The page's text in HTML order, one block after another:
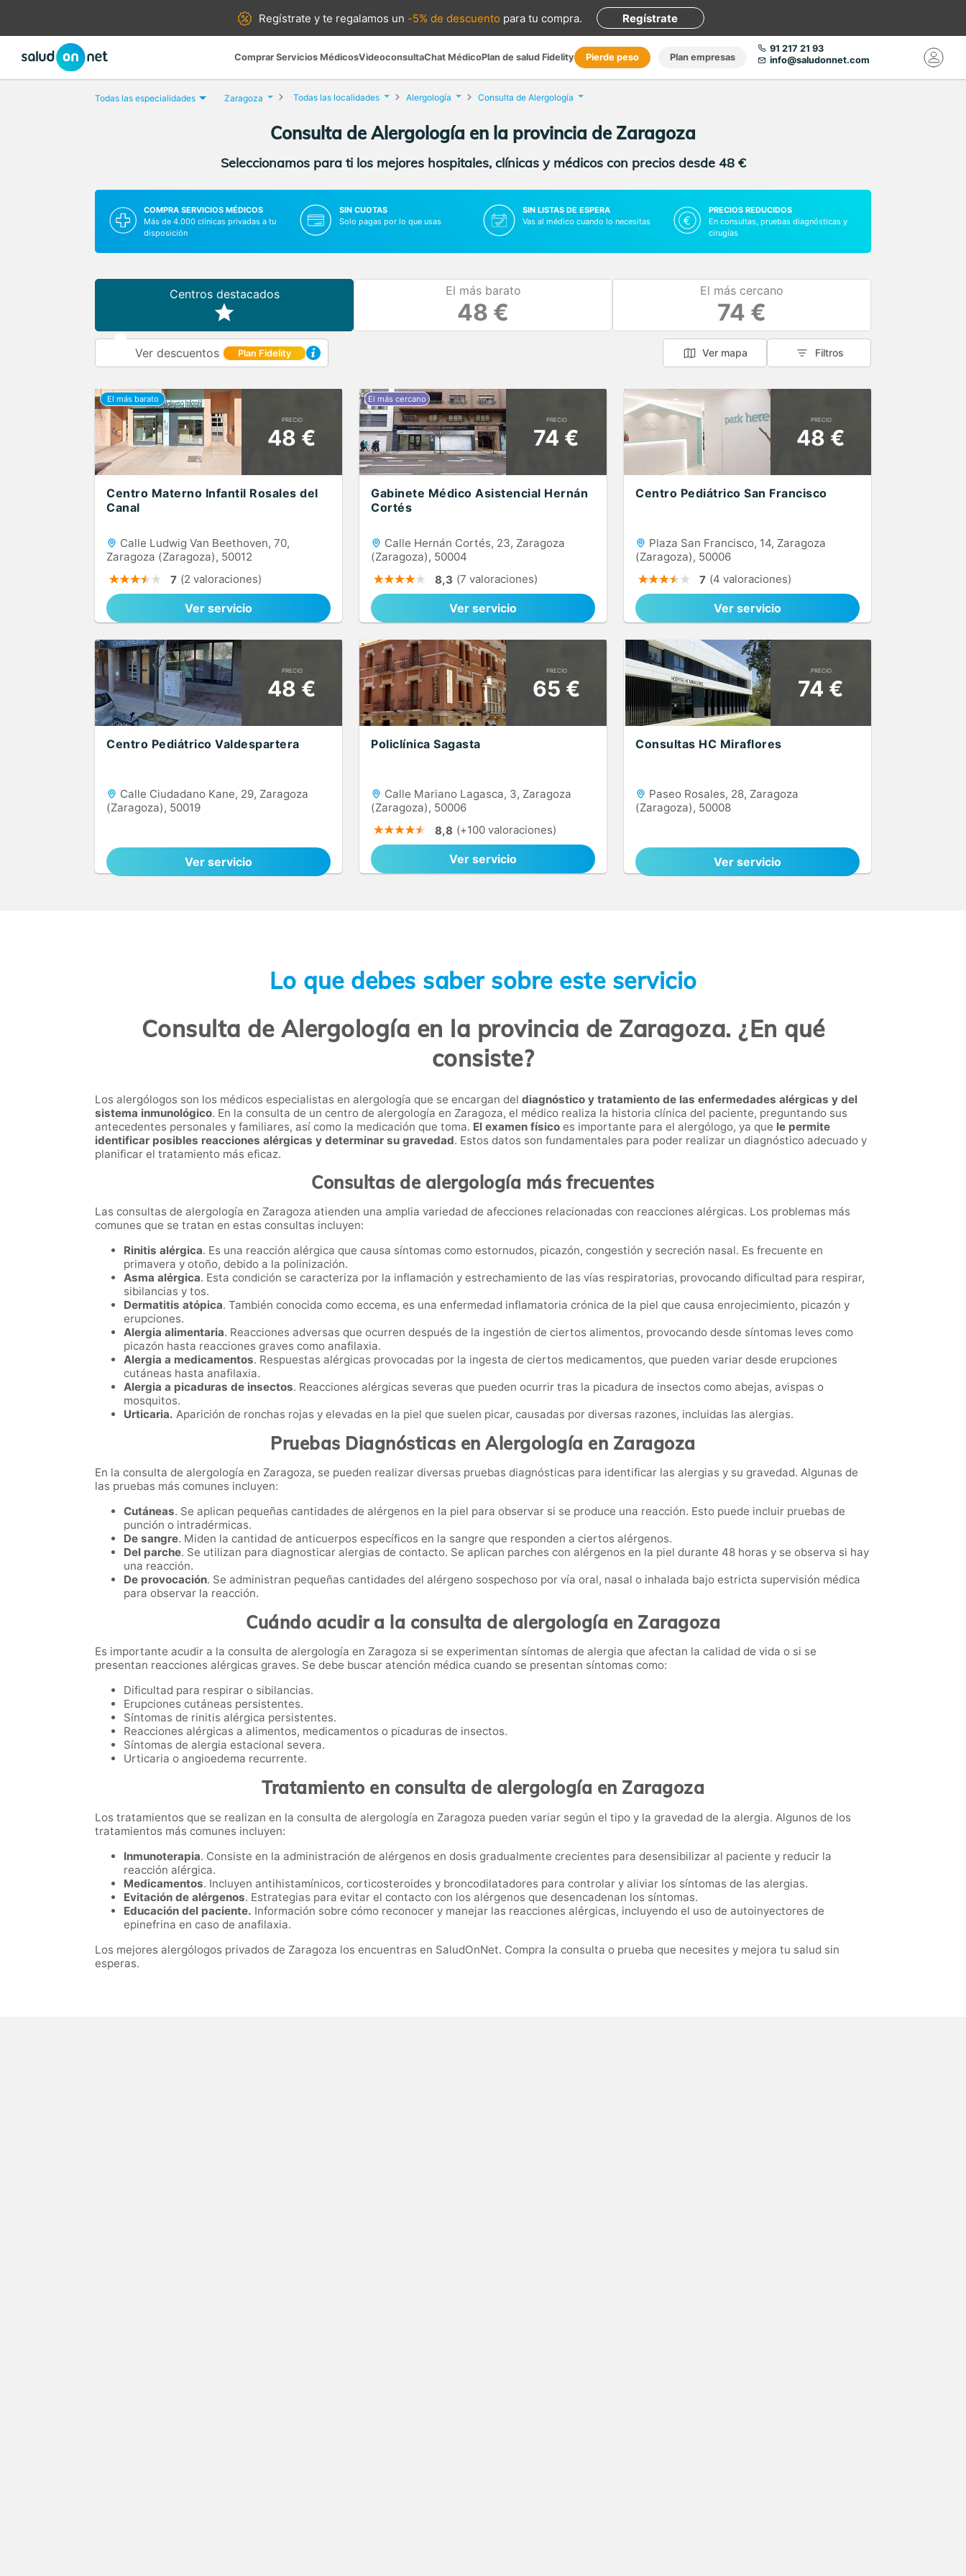
Regístrate yte regalamos un -5% de descuento para tu compra. Regístrate
Comprar Servicios MédicosVideoconsultaChat MédicoPlan de salud Fidelity Pierde peso Plan empresas
91 217 21 93
info@saludonnet.com
Todas las especialidades Zaragoza Todas las localidades Alergología Consulta de Alergología
Consulta de Alergología en la provincia de Zaragoza
Seleccionamos para ti los mejores hospitales, clínicas y médicos con precios desde 48 €
COMPRA SERVICIOS MÉDICOS
Más de 4.000 clínicas privadas a tu
disposición
SIN CUOTAS
Solo pagas por lo que usas
SIN LISTAS DE ESPERA
Vas al médico cuando lo necesitas
PRECIOS REDUCIDOS
En consultas, pruebas diagnósticas y
cirugías
Centros destacados El más barato
48 €
El más cercano
74 €
Ver descuentos Plan Fidelity Ver mapa Filtros
PRECIO
48 €
Centro Materno Infantil Rosales del
Canal
Calle Ludwig Van Beethoven, 70,
Zaragoza (Zaragoza), 50012
7 (2 valoraciones)
Ver servicio
PRECIO
74 €
Gabinete Médico Asistencial Hernán
Cortés
Calle Hernán Cortés, 23, Zaragoza
(Zaragoza), 50004
8,3 (7 valoraciones)
Ver servicio
PRECIO
48 €
Centro Pediátrico San Francisco
Plaza San Francisco, 14, Zaragoza
(Zaragoza), 50006
7 (4 valoraciones)
Ver servicio
PRECIO
48 €
Centro Pediátrico Valdespartera
Calle Ciudadano Kane, 29, Zaragoza
(Zaragoza), 50019
Ver servicio
PRECIO
65 €
Policlínica Sagasta
Calle Mariano Lagasca, 3, Zaragoza
(Zaragoza), 50006
8,8 (+100 valoraciones)
Ver servicio
PRECIO
74 €
Consultas HC Miraflores
Paseo Rosales, 28, Zaragoza
(Zaragoza), 50008
Ver servicio
Lo que debes saber sobre este servicio
Consulta de Alergología en la provincia de Zaragoza. ¿En qué
consiste?
Los alergólogos son los médicos especialistas en alergología que se encargan del diagnóstico y tratamiento de las enfermedades alérgicas y del
sistema inmunológico. En la consulta de un centro de alergología en Zaragoza, el médico realiza la historia clínica del paciente, preguntando sus
antecedentes personales y familiares, así como la medicación que toma. El examen físico es importante para el alergólogo, ya que le permite
identificar posibles reacciones alérgicas y determinar su gravedad. Estos datos son fundamentales para poder realizar un diagnóstico adecuado y
planificar el tratamiento más eficaz.
Consultas de alergología más frecuentes
Las consultas de alergología en Zaragoza atienden una amplia variedad de afecciones relacionadas con reacciones alérgicas. Los problemas más
comunes que se tratan en estas consultas incluyen:
Rinitis alérgica. Es una reacción alérgica que causa síntomas como estornudos, picazón, congestión y secreción nasal. Es frecuente en
primavera y otoño, debido a la polinización.
Asma alérgica. Esta condición se caracteriza por la inflamación y estrechamiento de las vías respiratorias, provocando dificultad para respirar,
sibilancias y tos.
Dermatitis atópica. También conocida como eccema, es una enfermedad inflamatoria crónica de la piel que causa enrojecimiento, picazón y
erupciones.
Alergia alimentaria. Reacciones adversas que ocurren después de la ingestión de ciertos alimentos, provocando desde síntomas leves como
picazón hasta reacciones graves como anafilaxia.
Alergia a medicamentos. Respuestas alérgicas provocadas por la ingesta de ciertos medicamentos, que pueden variar desde erupciones
cutáneas hasta anafilaxia.
Alergia a picaduras de insectos. Reacciones alérgicas severas que pueden ocurrir tras la picadura de insectos como abejas, avispas o
mosquitos.
Urticaria. Aparición de ronchas rojas y elevadas en la piel que suelen picar, causadas por diversas razones, incluidas las alergias.
Pruebas Diagnósticas en Alergología en Zaragoza
En la consulta de alergología en Zaragoza, se pueden realizar diversas pruebas diagnósticas para identificar las alergias y su gravedad. Algunas de
las pruebas más comunes incluyen:
Cutáneas. Se aplican pequeñas cantidades de alérgenos en la piel para observar si se produce una reacción. Esto puede incluir pruebas de
punción o intradérmicas.
De sangre. Miden la cantidad de anticuerpos específicos en la sangre que responden a ciertos alérgenos.
Del parche. Se utilizan para diagnosticar alergias de contacto. Se aplican parches con alérgenos en la piel durante 48 horas y se observa si hay
una reacción.
De provocación. Se administran pequeñas cantidades del alérgeno sospechoso por vía oral, nasal o inhalada bajo estricta supervisión médica
para observar la reacción.
Cuándo acudir a la consulta de alergología en Zaragoza
Es importante acudir a la consulta de alergología en Zaragoza si se experimentan síntomas de alergia que afectan la calidad de vida o si se
presentan reacciones alérgicas graves. Se debe buscar atención médica cuando se presentan síntomas como:
Dificultad para respirar o sibilancias.
Erupciones cutáneas persistentes.
Síntomas de rinitis alérgica persistentes.
Reacciones alérgicas a alimentos, medicamentos o picaduras de insectos.
Síntomas de alergia estacional severa.
Urticaria o angioedema recurrente.
Tratamiento en consulta de alergología en Zaragoza
Los tratamientos que se realizan en la consulta de alergología en Zaragoza pueden variar según el tipo y la gravedad de la alergia. Algunos de los
tratamientos más comunes incluyen:
Inmunoterapia. Consiste en la administración de alérgenos en dosis gradualmente crecientes para desensibilizar al paciente y reducir la
reacción alérgica.
Medicamentos. Incluyen antihistamínicos, corticosteroides y broncodilatadores para controlar y aliviar los síntomas de las alergias.
Evitación de alérgenos. Estrategias para evitar el contacto con los alérgenos que desencadenan los síntomas.
Educación del paciente. Información sobre cómo reconocer y manejar las reacciones alérgicas, incluyendo el uso de autoinyectores de
epinefrina en caso de anafilaxia.
Los mejores alergólogos privados de Zaragoza los encuentras en SaludOnNet. Compra la consulta o prueba que necesites y mejora tu salud sin
esperas.